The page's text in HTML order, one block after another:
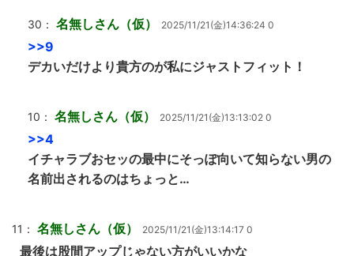
30： 名無しさん（仮） 2025/11/21(金)14:36:24 0
>>9
デカいだけより貴方のが私にジャストフィット！
10： 名無しさん（仮） 2025/11/21(金)13:13:02 0
>>4
イチャラブおセッの最中にそっぽ向いて知らない男の
名前出されるのはちょっと…
11： 名無しさん（仮） 2025/11/21(金)13:14:17 0
最後は股間アップじゃない方がいいかな